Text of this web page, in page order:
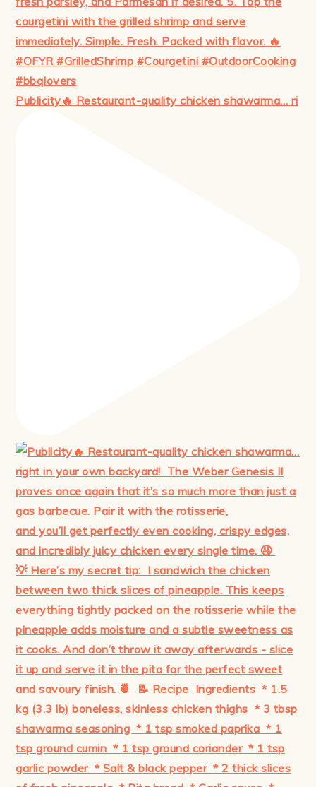
Publicity🔥 Restaurant-quality chicken shawarma… ri